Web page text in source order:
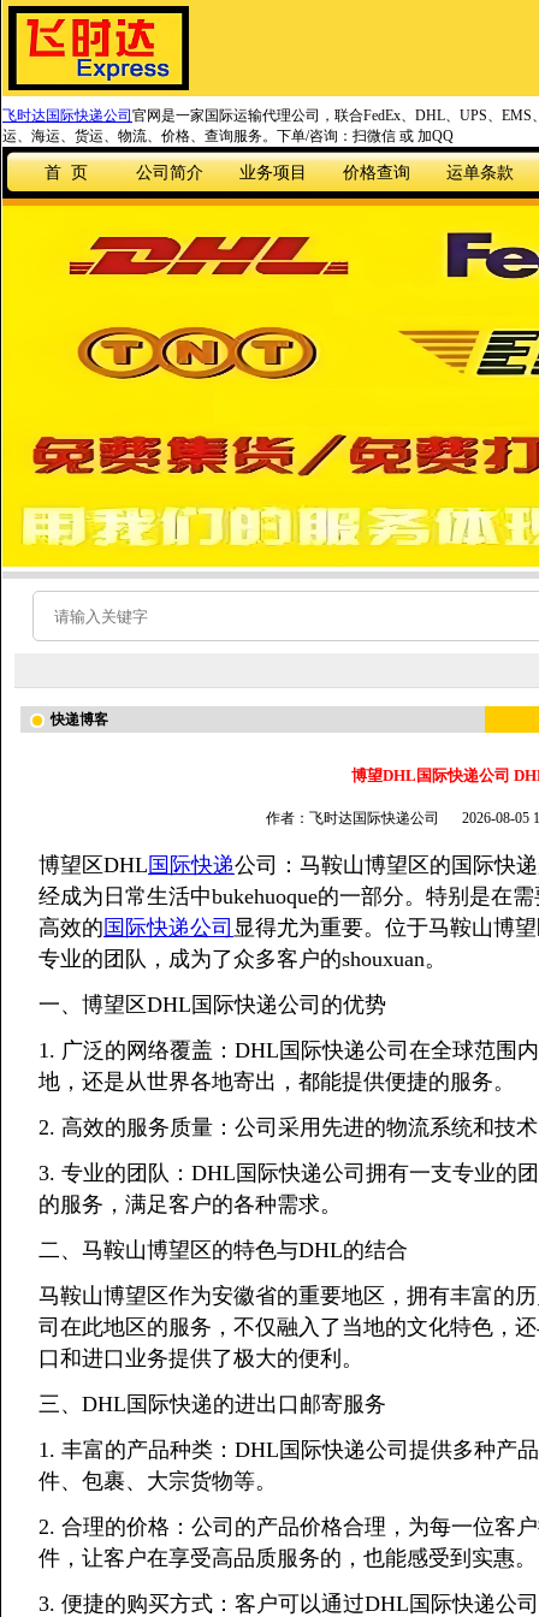
飞时达国际快递公司 官网是一家国际运输代理公司，联合FedEx、DHL、UPS、
运、海运、货运、物流、价格、查询服务。下单/咨询：扫微信 或 加QQ
首 页 公司简介 业务项目 价格查询 运单条款
快递博客
博望DHL国际快递公司
作者：飞时达国际快递公司 2026-08-05
博望区DHL 国际快递公司：马鞍山博望区的国际快
经成为日常生活中bukehuoque的一部分。特别是在
高效的 国际快递公司 显得尤为重要。位于马鞍山博
专业的团队，成为了众多客户的shouxuan。
一、博望区DHL国际快递公司的优势
1. 广泛的网络覆盖：DHL国际快递公司在全球范围
地，还是从世界各地寄出，都能提供便捷的服务。
2. 高效的服务质量：公司采用先进的物流系统和技
3. 专业的团队：DHL国际快递公司拥有一支专业的
的服务，满足客户的各种需求。
二、马鞍山博望区的特色与DHL的结合
马鞍山博望区作为安徽省的重要地区，拥有丰富的
司在此地区的服务，不仅融入了当地的文化特色，
口和进口业务提供了极大的便利。
三、DHL国际快递的进出口邮寄服务
1. 丰富的产品种类：DHL国际快递公司提供多种产
件、包裹、大宗货物等。
2. 合理的价格：公司的产品价格合理，为每一位客
件，让客户在享受高品质服务的，也能感受到实惠。
3. 便捷的购买方式：客户可以通过DHL国际快递公